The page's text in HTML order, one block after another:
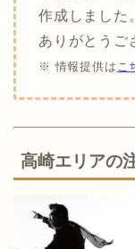
作成しました
ありがとうご
※ 情報提供は こ
高崎エリアの